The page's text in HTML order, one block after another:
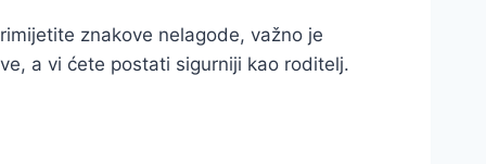
znakove nelagode, važno je
a vi ćete postati sigurniji kao roditelj.